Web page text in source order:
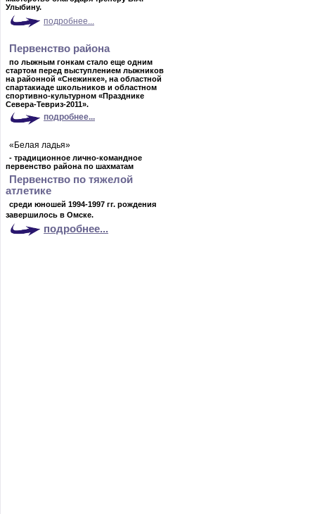
Улыбину.
подробнее...
Первенство района
по лыжным гонкам стало еще одним
стартом перед выступлением лыжников
на районной «Снежинке», на областной
спартакиаде школьников и областном
спортивно-культурном «Празднике
Севера-Тевриз-2011».
подробнее...
«Белая ладья»
- традиционное лично-командное
первенство района по шахматам
Первенство по тяжелой
атлетике
среди юношей 1994-1997 гг. рождения
завершилось в Омске.
подробнее...